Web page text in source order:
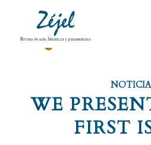
WE
FIRST